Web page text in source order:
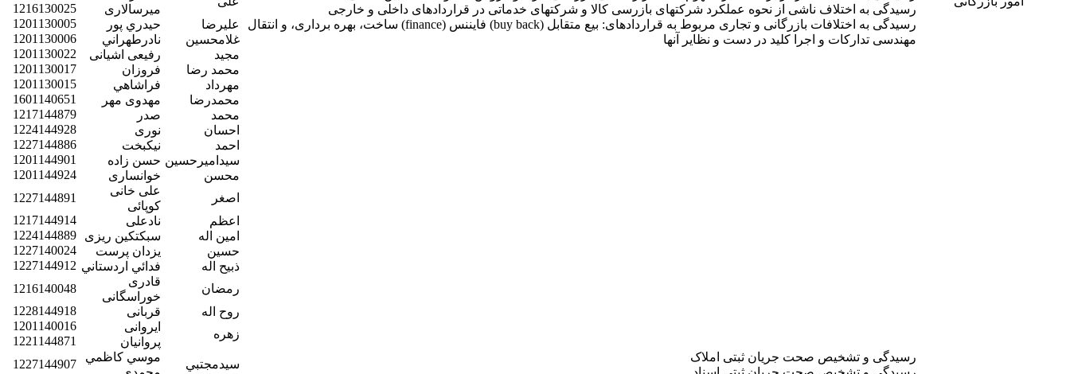
رسیدگی به اختلاف ناشی از نحوه عملکرد شرکتهای بازرسی کالا و شرکتهای خدماتی در قراردادهای داخلی و خارجی
رسیدگی به اختلافات بازرگانی و تجاری مربوط به قراردادهای: بیع متقابل (buy back) فایننس (finance) ساخت، بهره برداری، و انتقال
مهندسی تدارکات و اجرا کلید در دست و نظایر آنها
میرسالاری
1216130025
عليرضا
حيدري پور
1201130005
غلامحسين
نادرطهراني
1201130006
مجید
رفیعی اشیانی
1201130022
محمد رضا
فروزان
1201130017
مهرداد
فراشاهي 1201130015
رسیدگی و تشخیص صحت جریان ثبتی املاک
محمدرضا مهدوی مهر
1601140651
محمد
صدر
1217144879
احسان
نوری
1224144928
احمد
نیکبخت
1227144886
سیدامیرحسین حسن زاده
1201144901
محسن
خوانساری
1201144924
اصغر
علی خانی
کوپائی
1227144891
اعظم
نادعلی
1217144914
امین اله
سبکتکین ریزی
1224144889
حسین
یزدان پرست
1227140024
ذبيح اله
فدائي اردستاني 1227144912
رمضان
قادری
خوراسگانی
1216140048
روح اله
قربانی
1228144918
زهره
ایروانی
1201140016
پروانیان
1221144871
سيدمجتبي
موسي كاظمي
1227144907